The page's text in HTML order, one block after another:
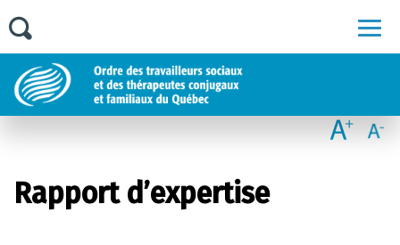
Rapport d’expertise